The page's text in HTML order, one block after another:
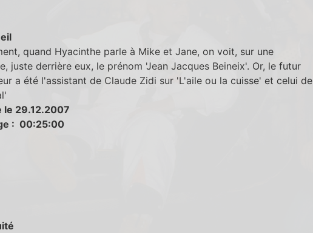
quand Hyacinthe parle à Mike et Jane, on voit, sur une
juste derrière eux, le prénom 'Jean Jacques Beineix'. Or, le futur
a été l'assistant de Claude Zidi sur 'L'aile ou la cuisse' et celui de
le 29.12.2007
: 00:25:00